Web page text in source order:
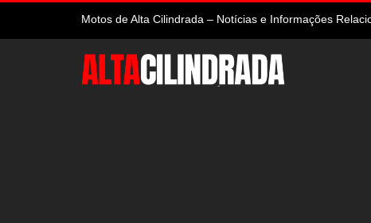
Motos de Alta Cilindrada – Notícias e Informações